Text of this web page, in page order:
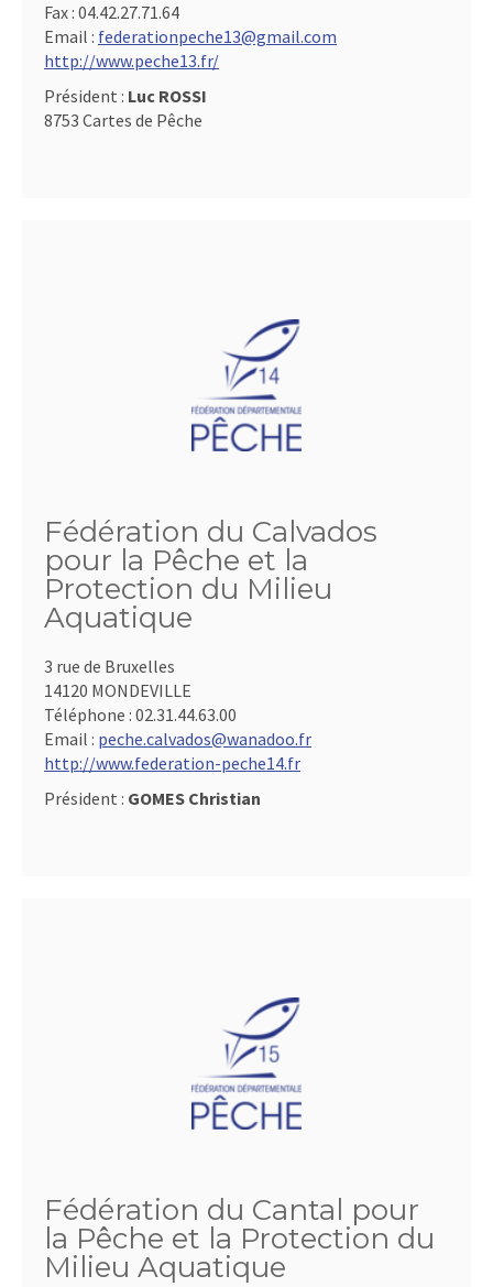
Fax : 04.42.27.71.64
Email : federationpeche13@gmail.com
http://www.peche13.fr/
Président : Luc ROSSI
8753 Cartes de Pêche
Fédération du Calvados
pour la Pêche et la
Protection du Milieu
Aquatique
3 rue de Bruxelles
14120 MONDEVILLE
Téléphone : 02.31.44.63.00
Email : peche.calvados@wanadoo.fr
http://www.federation-peche14.fr
Président : GOMES Christian
Fédération du Cantal pour
la Pêche et la Protection du
Milieu Aquatique